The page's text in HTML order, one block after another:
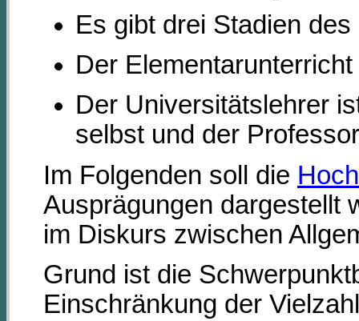
Es gibt drei Stadien
Der
Der Universitätslehrer
selbst und der
Im Folgenden soll die
Ausprägungen dargestellt
im Diskurs zwischen
Grund ist die
Einschränkung der